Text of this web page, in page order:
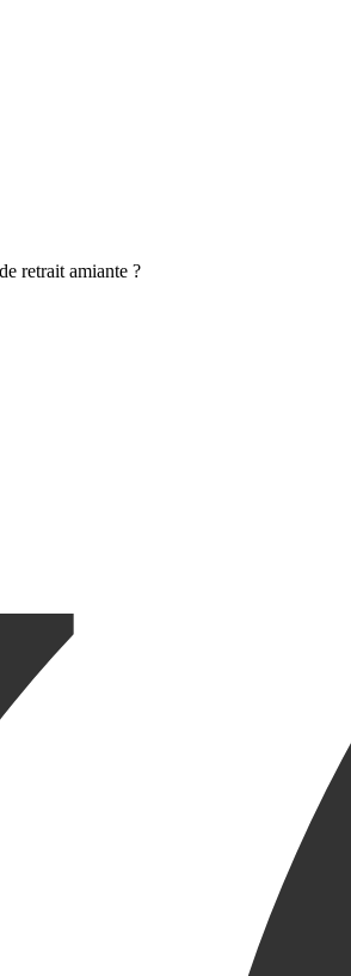
retrait amiante ?